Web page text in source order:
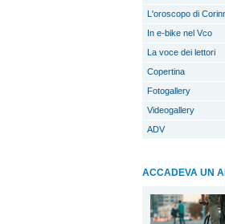
L'oroscopo di
In e-bike nel Vco
La voce dei lettori
Copertina
Fotogallery
Videogallery
ADV
ACCADEVA UN